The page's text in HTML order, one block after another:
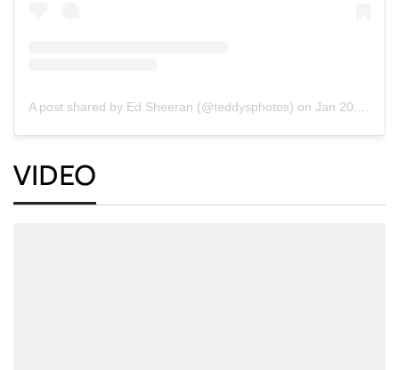
A post shared by Ed Sheeran (@teddysphotos) on Jan 20, 2018 at 5:49am PST
VIDEO